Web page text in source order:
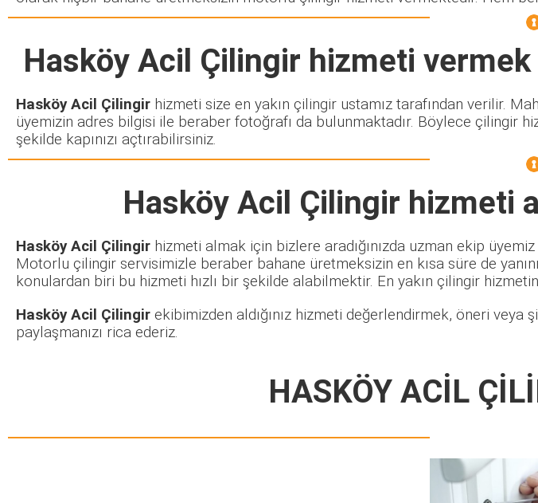
Hasköy Acil Çilingir hizmeti
Hasköy Acil Çilingir hizmeti size en yakın çilingir ustamız tarafından verilir.
üyemizin adres bilgisi ile beraber fotoğrafı da bulunmaktadır. Böylece çilingir
şekilde kapınızı açtırabilirsiniz.
Hasköy Acil Çilingir hizmeti
Hasköy Acil Çilingir hizmeti almak için bizlere aradığınızda uzman ekip
Motorlu çilingir servisimizle beraber bahane üretmeksizin en kısa süre de
konulardan biri bu hizmeti hızlı bir şekilde alabilmektir. En yakın çilingir
Hasköy Acil Çilingir ekibimizden aldığınız hizmeti değerlendirmek, öneri
paylaşmanızı rica ederiz.
HASKÖY ACİL